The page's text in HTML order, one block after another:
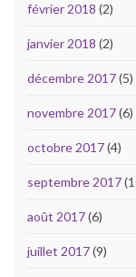
février 2018 (2)
janvier 2018 (2)
décembre 2017(5)
novembre 2017(6)
octobre 2017(4)
septembre 2017
août 2017(6)
juillet 2017(9)